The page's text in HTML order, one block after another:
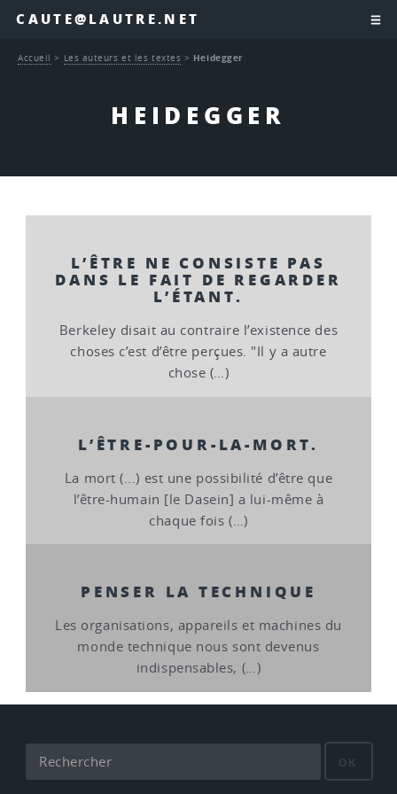
CAUTE@LAUTRE.NET
HEIDEGGER
Accueil > Les auteurs et les textes > Heidegger
L’ÊTRE NE CONSISTE PAS
DANS LE FAIT DE REGARDER
L’ÉTANT.
Berkeley disait au contraire l’existence des
choses c’est d’être perçues. "Il y a autre
chose (…)
L’ÊTRE-POUR-LA-MORT.
La mort (...) est une possibilité d’être que
l’être-humain [le Dasein] a lui-même à
chaque fois (…)
PENSER LA TECHNIQUE
Les organisations, appareils et machines du
monde technique nous sont devenus
indispensables, (…)
OK